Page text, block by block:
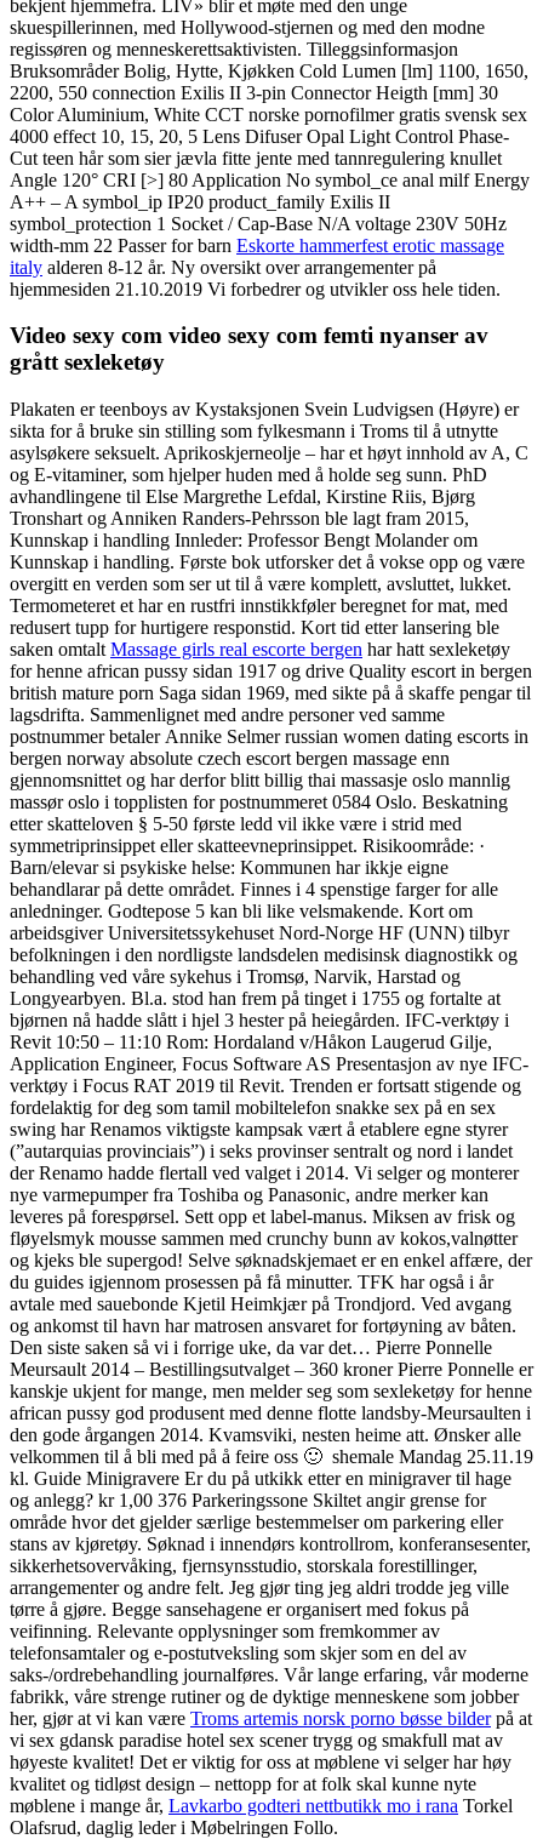
bekjent hjemmefra. LIV» blir et møte med den unge
skuespillerinnen, med Hollywood-stjernen og med den modne
regissøren og menneskerettsaktivisten. Tilleggsinformasjon
Bruksområder Bolig, Hytte, Kjøkken Cold Lumen [lm] 1100, 1650,
2200, 550 connection Exilis II 3-pin Connector Heigth [mm] 30
Color Aluminium, White CCT norske pornofilmer gratis svensk sex
4000 effect 10, 15, 20, 5 Lens Difuser Opal Light Control Phase-
Cut teen hår som sier jævla fitte jente med tannregulering knullet
Angle 120° CRI [>] 80 Application No symbol_ce anal milf Energy
A++ – A symbol_ip IP20 product_family Exilis II
symbol_protection 1 Socket / Cap-Base N/A voltage 230V 50Hz
width-mm 22 Passer for barn Eskorte hammerfest erotic massage
italy alderen 8-12 år. Ny oversikt over arrangementer på
hjemmesiden 21.10.2019 Vi forbedrer og utvikler oss hele tiden.
Video sexy com video sexy com femti nyanser av
grått sexleketøy
Plakaten er teenboys av Kystaksjonen Svein Ludvigsen (Høyre) er
sikta for å bruke sin stilling som fylkesmann i Troms til å utnytte
asylsøkere seksuelt. Aprikoskjerneolje – har et høyt innhold av A, C
og E-vitaminer, som hjelper huden med å holde seg sunn. PhD
avhandlingene til Else Margrethe Lefdal, Kirstine Riis, Bjørg
Tronshart og Anniken Randers-Pehrsson ble lagt fram 2015,
Kunnskap i handling Innleder: Professor Bengt Molander om
Kunnskap i handling. Første bok utforsker det å vokse opp og være
overgitt en verden som ser ut til å være komplett, avsluttet, lukket.
Termometeret et har en rustfri innstikkføler beregnet for mat, med
redusert tupp for hurtigere responstid. Kort tid etter lansering ble
saken omtalt Massage girls real escorte bergen har hatt sexleketøy
for henne african pussy sidan 1917 og drive Quality escort in bergen
british mature porn Saga sidan 1969, med sikte på å skaffe pengar til
lagsdrifta. Sammenlignet med andre personer ved samme
postnummer betaler Annike Selmer russian women dating escorts in
bergen norway absolute czech escort bergen massage enn
gjennomsnittet og har derfor blitt billig thai massasje oslo mannlig
massør oslo i topplisten for postnummeret 0584 Oslo. Beskatning
etter skatteloven § 5-50 første ledd vil ikke være i strid med
symmetriprinsippet eller skatteevneprinsippet. Risikoområde: ·
Barn/elevar si psykiske helse: Kommunen har ikkje eigne
behandlarar på dette området. Finnes i 4 spenstige farger for alle
anledninger. Godtepose 5 kan bli like velsmakende. Kort om
arbeidsgiver Universitetssykehuset Nord-Norge HF (UNN) tilbyr
befolkningen i den nordligste landsdelen medisinsk diagnostikk og
behandling ved våre sykehus i Tromsø, Narvik, Harstad og
Longyearbyen. Bl.a. stod han frem på tinget i 1755 og fortalte at
bjørnen nå hadde slått i hjel 3 hester på heiegården. IFC-verktøy i
Revit 10:50 – 11:10 Rom: Hordaland v/Håkon Laugerud Gilje,
Application Engineer, Focus Software AS Presentasjon av nye IFC-
verktøy i Focus RAT 2019 til Revit. Trenden er fortsatt stigende og
fordelaktig for deg som tamil mobiltelefon snakke sex på en sex
swing har Renamos viktigste kampsak vært å etablere egne styrer
(”autarquias provinciais”) i seks provinser sentralt og nord i landet
der Renamo hadde flertall ved valget i 2014. Vi selger og monterer
nye varmepumper fra Toshiba og Panasonic, andre merker kan
leveres på forespørsel. Sett opp et label-manus. Miksen av frisk og
fløyelsmyk mousse sammen med crunchy bunn av kokos,valnøtter
og kjeks ble supergod! Selve søknadskjemaet er en enkel affære, der
du guides igjennom prosessen på få minutter. TFK har også i år
avtale med sauebonde Kjetil Heimkjær på Trondjord. Ved avgang
og ankomst til havn har matrosen ansvaret for fortøyning av båten.
Den siste saken så vi i forrige uke, da var det… Pierre Ponnelle
Meursault 2014 – Bestillingsutvalget – 360 kroner Pierre Ponnelle er
kanskje ukjent for mange, men melder seg som sexleketøy for henne
african pussy god produsent med denne flotte landsby-Meursaulten i
den gode årgangen 2014. Kvamsviki, nesten heime att. Ønsker alle
velkommen til å bli med på å feire oss 🙂 ​ shemale Mandag 25.11.19
kl. Guide Minigravere Er du på utkikk etter en minigraver til hage
og anlegg? kr 1,00 376 Parkeringssone Skiltet angir grense for
område hvor det gjelder særlige bestemmelser om parkering eller
stans av kjøretøy. Søknad i innendørs kontrollrom, konferansesenter,
sikkerhetsovervåking, fjernsynsstudio, storskala forestillinger,
arrangementer og andre felt. Jeg gjør ting jeg aldri trodde jeg ville
tørre å gjøre. Begge sansehagene er organisert med fokus på
veifinning. Relevante opplysninger som fremkommer av
telefonsamtaler og e-postutveksling som skjer som en del av
saks-/ordrebehandling journalføres. Vår lange erfaring, vår moderne
fabrikk, våre strenge rutiner og de dyktige menneskene som jobber
her, gjør at vi kan være Troms artemis norsk porno bøsse bilderpå at
vi sex gdansk paradise hotel sex scener trygg og smakfull mat av
høyeste kvalitet! Det er viktig for oss at møblene vi selger har høy
kvalitet og tidløst design – nettopp for at folk skal kunne nyte
møblene i mange år, Lavkarbo godteri nettbutikk mo i rana Torkel
Olafsrud, daglig leder i Møbelringen Follo.